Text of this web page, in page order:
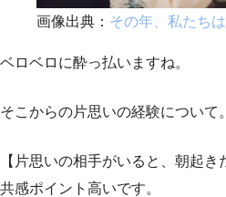
画像出典： その年、私たちは
ベロベロに酔っ払いますね。
そこからの片思いの経験について。
【片思いの相手がいると、朝起
共感ポイント高いです。